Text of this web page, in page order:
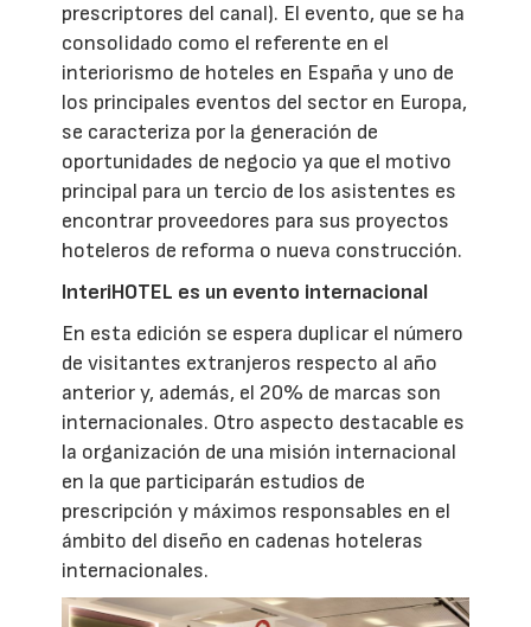
prescriptores del canal). El evento, que se ha
consolidado como el referente en el
interiorismo de hoteles en España y uno de
los principales eventos del sector en Europa,
se caracteriza por la generación de
oportunidades de negocio ya que el motivo
principal para un tercio de los asistentes es
encontrar proveedores para sus proyectos
hoteleros de reforma o nueva construcción.
InteriHOTEL es un evento internacional
En esta edición se espera duplicar el número
de visitantes extranjeros respecto al año
anterior y, además, el 20% de marcas son
internacionales. Otro aspecto destacable es
la organización de una misión internacional
en la que participarán estudios de
prescripción y máximos responsables en el
ámbito del diseño en cadenas hoteleras
internacionales.